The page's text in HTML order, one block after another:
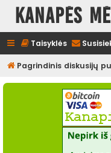
Kanapės
Taisyklės
Pagrindinis diskusijų